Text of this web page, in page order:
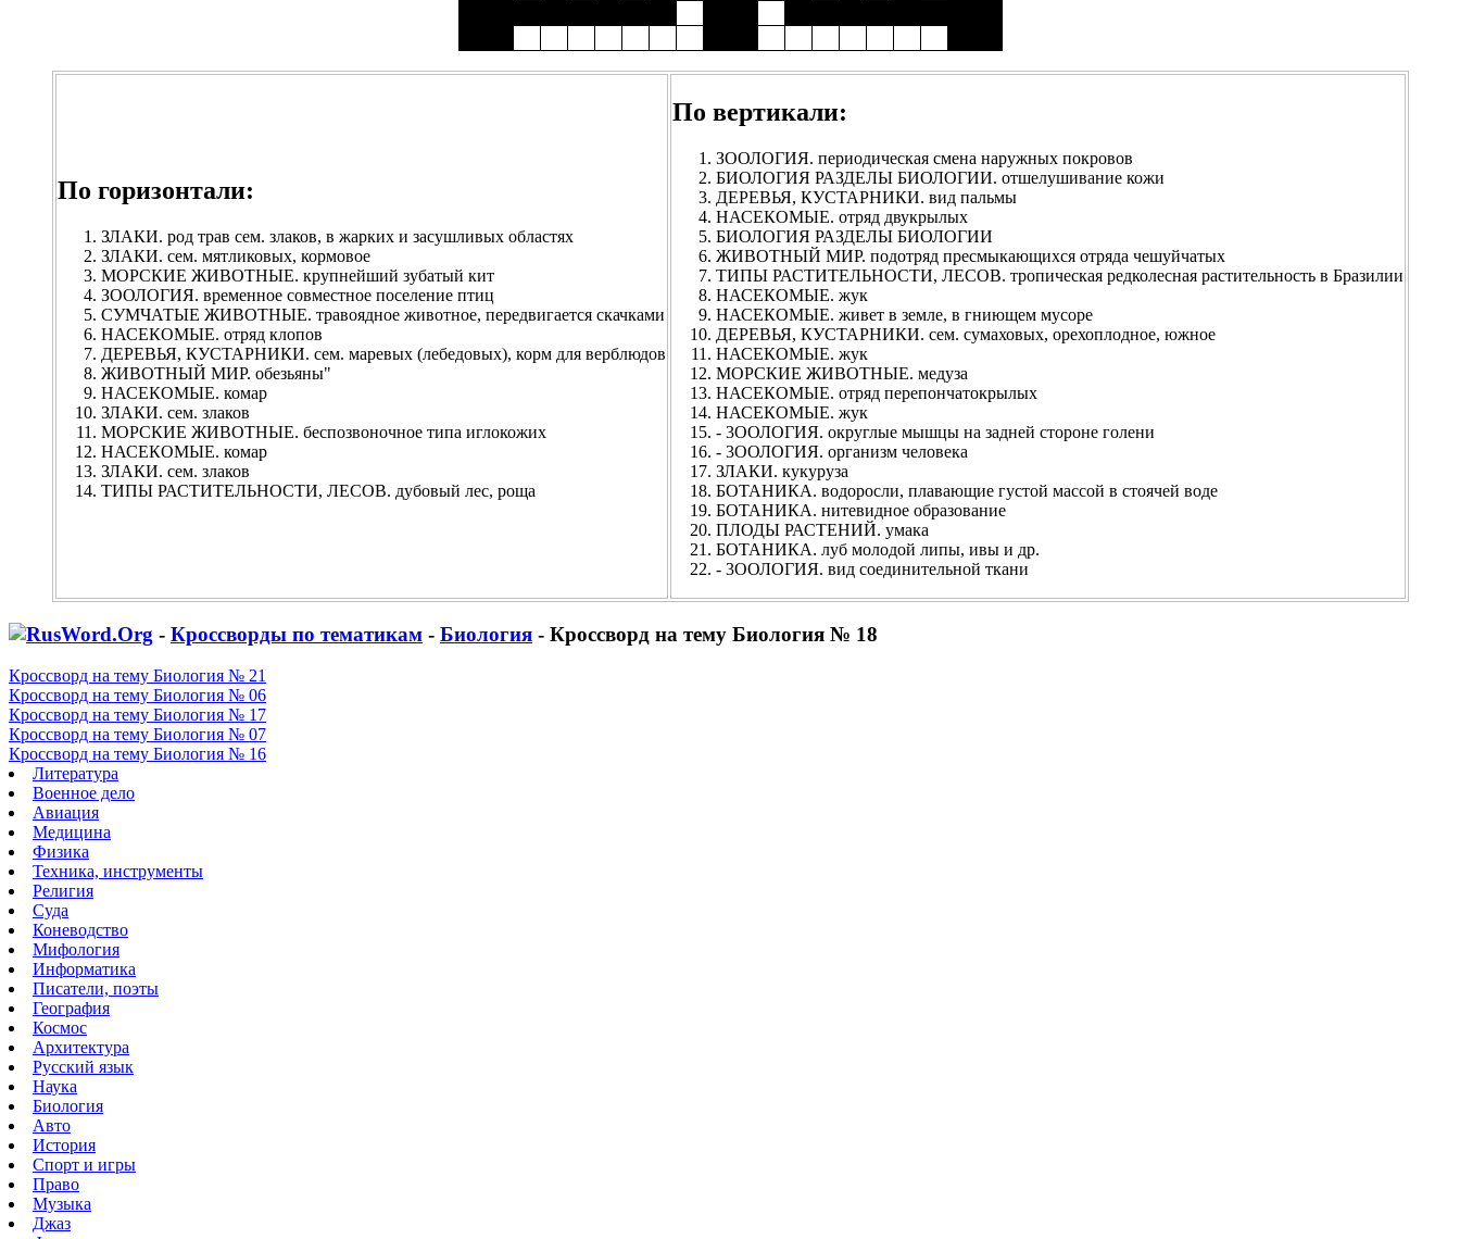
По горизонтали:
ЗЛАКИ. род трав сем. злаков, в жарких и засушливых областях
ЗЛАКИ. сем. мятликовых, кормовое
МОРСКИЕ ЖИВОТНЫЕ. крупнейший зубатый кит
ЗООЛОГИЯ. временное совместное поселение птиц
СУМЧАТЫЕ ЖИВОТНЫЕ. травоядное животное, передвигается скачками
НАСЕКОМЫЕ. отряд клопов
ДЕРЕВЬЯ, КУСТАРНИКИ. сем. маревых (лебедовых), корм для верблюдов
ЖИВОТНЫЙ МИР. обезьяны"
НАСЕКОМЫЕ. комар
ЗЛАКИ. сем. злаков
МОРСКИЕ ЖИВОТНЫЕ. беспозвоночное типа иглокожих
НАСЕКОМЫЕ. комар
ЗЛАКИ. сем. злаков
ТИПЫ РАСТИТЕЛЬНОСТИ, ЛЕСОВ. дубовый лес, роща
По вертикали:
ЗООЛОГИЯ. периодическая смена наружных покровов
БИОЛОГИЯ РАЗДЕЛЫ БИОЛОГИИ. отшелушивание кожи
ДЕРЕВЬЯ, КУСТАРНИКИ. вид пальмы
НАСЕКОМЫЕ. отряд двукрылых
БИОЛОГИЯ РАЗДЕЛЫ БИОЛОГИИ
ЖИВОТНЫЙ МИР. подотряд пресмыкающихся отряда чешуйчатых
ТИПЫ РАСТИТЕЛЬНОСТИ, ЛЕСОВ. тропическая редколесная растительность в Бразилии
НАСЕКОМЫЕ. жук
НАСЕКОМЫЕ. живет в земле, в гниющем мусоре
ДЕРЕВЬЯ, КУСТАРНИКИ. сем. сумаховых, орехоплодное, южное
НАСЕКОМЫЕ. жук
МОРСКИЕ ЖИВОТНЫЕ. медуза
НАСЕКОМЫЕ. отряд перепончатокрылых
НАСЕКОМЫЕ. жук
- 3ООЛОГИЯ. округлые мышцы на задней стороне голени
- 3ООЛОГИЯ. организм человека
ЗЛАКИ. кукуруза
БОТАНИКА. водоросли, плавающие густой массой в стоячей воде
БОТАНИКА. нитевидное образование
ПЛОДЫ РАСТЕНИЙ. умака
БОТАНИКА. луб молодой липы, ивы и др.
- 3ООЛОГИЯ. вид соединительной ткани
- Кроссворды по тематикам - Биология - Кроссворд на тему Биология № 18
Кроссворд на тему Биология № 21
Кроссворд на тему Биология № 06
Кроссворд на тему Биология № 17
Кроссворд на тему Биология № 07
Кроссворд на тему Биология № 16
Литература
Военное дело
Авиация
Медицина
Физика
Техника, инструменты
Религия
Суда
Коневодство
Мифология
Информатика
Писатели, поэты
География
Космос
Архитектура
Русский язык
Наука
Биология
Авто
История
Спорт и игры
Право
Музыка
Джаз